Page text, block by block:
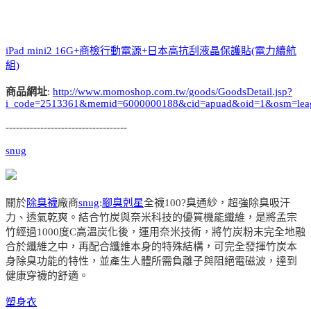
iPad mini2 16G+商檢行動電源+日本高抗刮液晶保護貼(電力續航
組)
商品網址: http://www.momoshop.com.tw/goods/GoodsDetail.jsp?
-----------------------------------
snug
關於除臭襪廠商snug:腳臭剋星全襪100?臭通紗，超強除臭吸汗
力、透氣乾爽。結合竹炭與奈米科技的優質機能纖維，是將孟宗
竹經過1000度C高溫炭化後，運用奈米技術，將竹炭粉末完全地融
合於纖維之中，再配合纖維本身的特殊結構，可完全發揮竹炭本
身除臭功能的特性，並產生人體所需負離子與阻絕電磁波，達到
健康穿襪的舒適。
塑身衣